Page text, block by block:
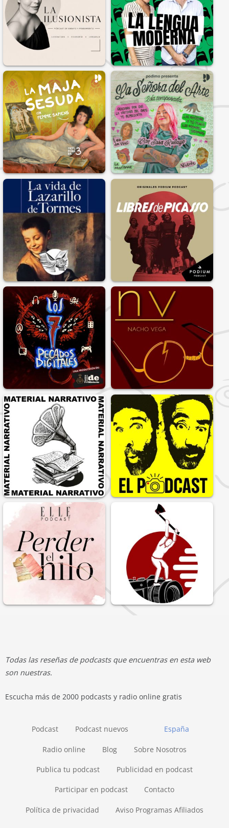
Todas las reseñas de podcasts que encuentras en esta web
son nuestras.
Escucha más de 2000 podcasts y radio online gratis
España
Podcast Podcast nuevos
Radio online Blog Sobre Nosotros
Publica tu podcast Publicidad en podcast
Participar en podcast Contacto
Política de privacidad Aviso Programas Afiliados